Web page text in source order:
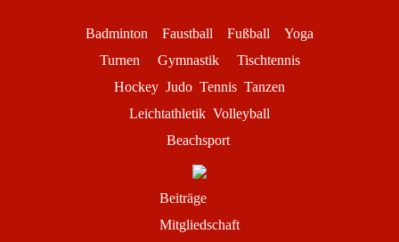
Badminton Faustball Fußball
Yoga
Turnen
Gymnastik Tischtennis
Hockey Judo Tennis Tanzen
Leichtathletik Volleyball
Beachsport
Beiträge
Mitgliedschaft